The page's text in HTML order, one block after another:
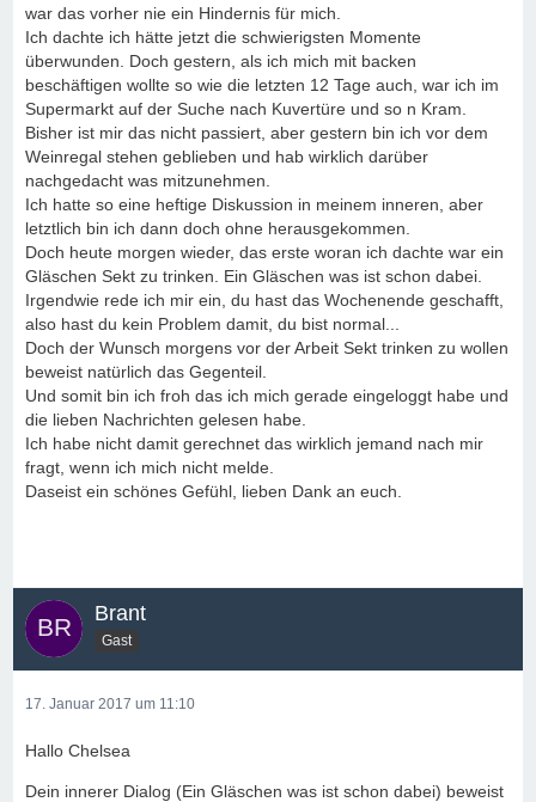
war das vorher nie ein Hindernis für mich.
Ich dachte ich hätte jetzt die schwierigsten Momente
überwunden. Doch gestern, als ich mich mit backen
beschäftigen wollte so wie die letzten 12 Tage auch, war ich im
Supermarkt auf der Suche nach Kuvertüre und so n Kram.
Bisher ist mir das nicht passiert, aber gestern bin ich vor dem
Weinregal stehen geblieben und hab wirklich darüber
nachgedacht was mitzunehmen.
Ich hatte so eine heftige Diskussion in meinem inneren, aber
letztlich bin ich dann doch ohne herausgekommen.
Doch heute morgen wieder, das erste woran ich dachte war ein
Gläschen Sekt zu trinken. Ein Gläschen was ist schon dabei.
Irgendwie rede ich mir ein, du hast das Wochenende geschafft,
also hast du kein Problem damit, du bist normal...
Doch der Wunsch morgens vor der Arbeit Sekt trinken zu wollen
beweist natürlich das Gegenteil.
Und somit bin ich froh das ich mich gerade eingeloggt habe und
die lieben Nachrichten gelesen habe.
Ich habe nicht damit gerechnet das wirklich jemand nach mir
fragt, wenn ich mich nicht melde.
Daseist ein schönes Gefühl, lieben Dank an euch.
Brant
Gast
17. Januar 2017 um 11:10
Hallo Chelsea
Dein innerer Dialog (Ein Gläschen was ist schon dabei) beweist